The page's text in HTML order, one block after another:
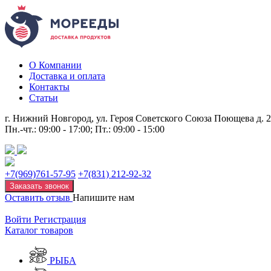
О Компании
Доставка и оплата
Контакты
Статьи
г. Нижний Новгород, ул. Героя Советского Союза Поющева д.
Пн.-чт.: 09:00 - 17:00; Пт.: 09:00 - 15:00
+7(969)761-57-95 +7(831) 212-92-32
Заказать звонок
Оставить отзыв Напишите нам
Войти Регистрация
Каталог товаров
РЫБА